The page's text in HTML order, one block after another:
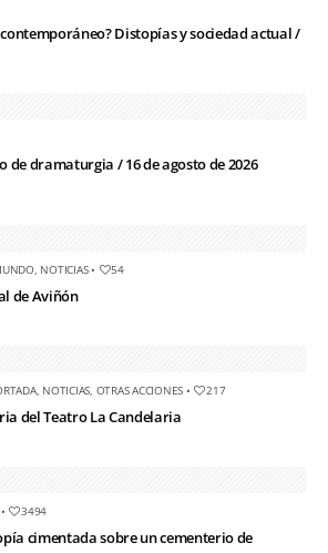
Distopías y sociedad actual /
de dramaturgia / 16 de agosto de 2026
, NOTICIAS• 54
de Aviñón
, NOTICIAS OTRAS ACCIONES • 217
del Teatro La Candelaria
• 3494
cimentada sobre un cementerio de